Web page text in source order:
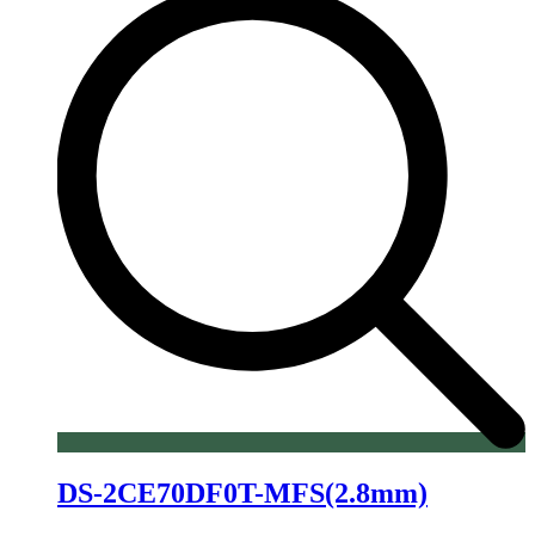
DS-2CE70DF0T-MFS(2.8mm)